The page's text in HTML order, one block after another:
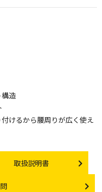
造
けるから腰周りが広く使え
Instruction manual
取扱説明書